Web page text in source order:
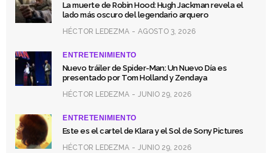
La muerte de Robin Hood: Hugh Jackman revela el
lado más oscuro del legendario arquero
HÉCTOR LEDEZMA AGOSTO 3, 2026
ENTRETENIMIENTO
Nuevo tráiler de Spider-Man: Un Nuevo Día es
presentado por Tom Holland y Zendaya
HÉCTOR LEDEZMA JUNIO 29, 2026
ENTRETENIMIENTO
Este es el cartel de Klara y el Sol de Sony Pictures
HÉCTOR LEDEZMA JUNIO 29, 2026